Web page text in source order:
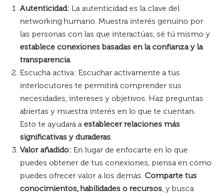
Autenticidad: La autenticidad es la clave del
networking humano. Muestra interés genuino por
las personas con las que interactúas, sé tú mismo y
establece conexiones basadas en la confianza y la
transparencia.
Escucha activa: Escuchar activamente a tus
interlocutores te permitirá comprender sus
necesidades, intereses y objetivos. Haz preguntas
abiertas y muestra interés en lo que te cuentan.
Esto te ayudará a establecer relaciones más
significativas y duraderas.
Valor añadido: En lugar de enfocarte en lo que
puedes obtener de tus conexiones, piensa en cómo
puedes ofrecer valor a los demás. Comparte tus
conocimientos, habilidades o recursos, y busca